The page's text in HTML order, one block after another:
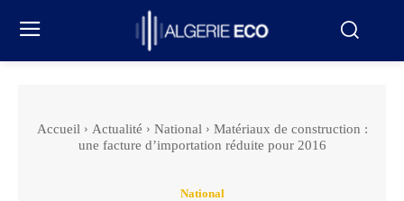
Accueil Actualité National
Matériaux de construction :
une facture d’importation réduite pour 2016
National